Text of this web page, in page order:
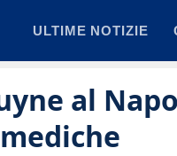
ULTIME NOTIZIE
al